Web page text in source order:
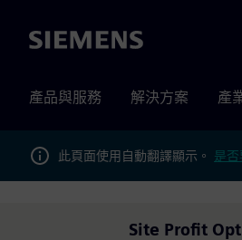
Siemens
產品與服務 解決方案 產
此頁面使用自動翻譯顯示。 是否
Site Profit